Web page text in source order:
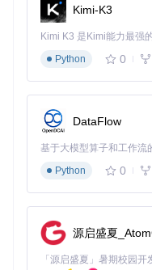
从菜单栏选择
查看当前所有运行中
🔍 注意：当系统负载较
发现模式切换不及时，
数。
系统级优化设置
默认模式配置
启动时的默认Fn键
Kimi-K3
Python
0
DataFlow
基于大模型算子和工作流
Python
0
源启盛夏